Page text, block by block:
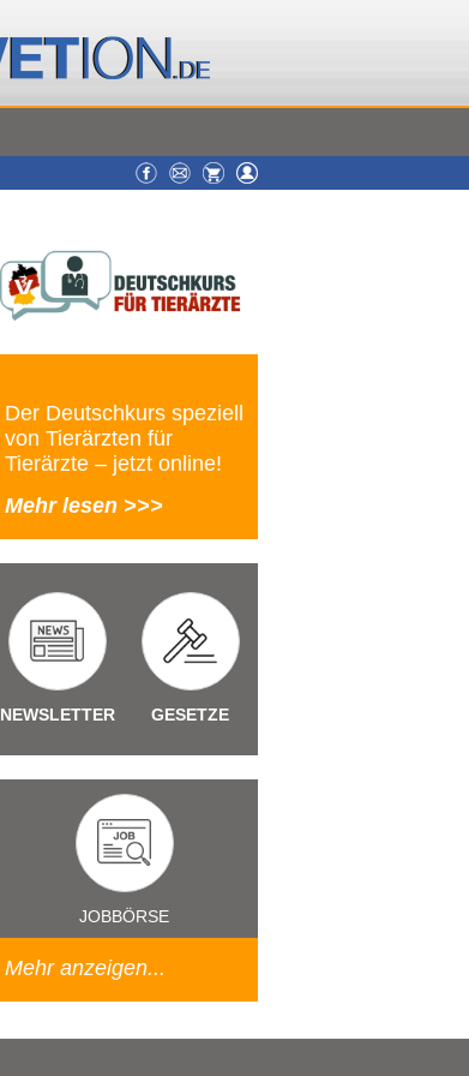
Der Deutschkurs speziell
von Tierärzten für
Tierärzte – jetzt online!
Mehr lesen >>>
NEWSLETTER GESETZE
JOBBÖRSE
Mehr anzeigen...